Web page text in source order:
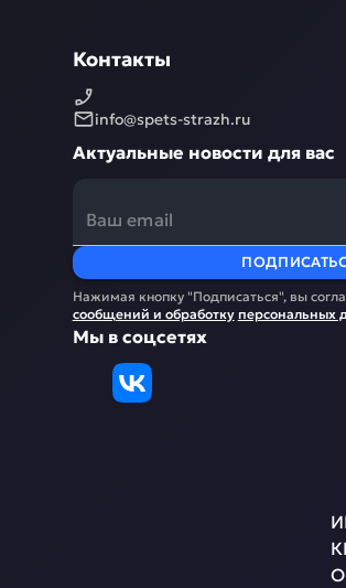
Контакты
info@spets-strazh.ru
Актуальные новости для вас
Нажимая кнопку "Подписаться", вы
сообщений и обработку персональных
Мы в соцсетях